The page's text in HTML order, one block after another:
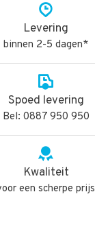
Levering
binnen 2-5 dagen*
Spoed levering
Bel: 0887 950 950
Kwaliteit
een scherpe prijs